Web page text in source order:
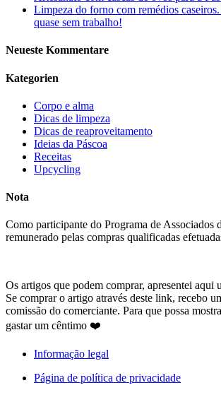
Limpeza do forno com remédios
quase sem trabalho!
Neueste Kommentare
Kategorien
Corpo e alma
Dicas de limpeza
Dicas de reaproveitamento
Ideias da Páscoa
Receitas
Upcycling
Nota
Como participante do Programa de Associados
remunerado pelas compras qualificadas
Os artigos que podem comprar, apresentei aqui
Se comprar o artigo através deste link, recebo
comissão do comerciante. Para que possa
gastar um cêntimo ❤️
Informação legal
Página de política de privacidade